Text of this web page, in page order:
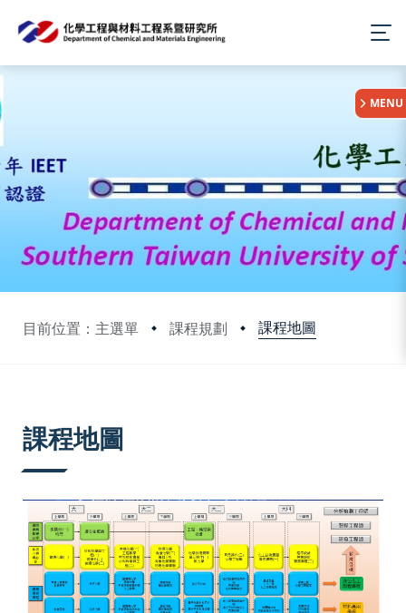
目前位置：主選單 課程規劃 課程地圖
:::
MENU
課程地圖